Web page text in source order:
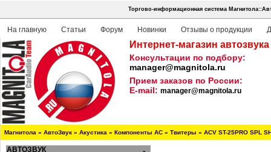
Торгово-информационная система
На главную Статьи Форум Новинки Отзывы о продукции
Интернет-магазин
Консультации по подбору:
manager@magnitola.ru
Прием заказов по России:
E-mail: manager@magnitola.ru
Магнитола » АвтоЗвук » Акустика » Компоненты АС » Твитеры » ACV ST-25PRO SPL
АВТОЗВУК